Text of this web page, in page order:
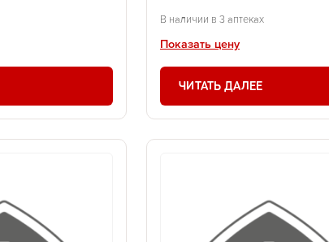
В наличии в 3 аптеках
Показать цену
ЧИТАТЬ ДАЛЕЕ